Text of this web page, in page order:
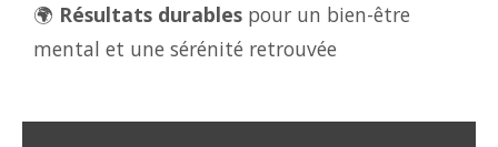
🌍 Résultats durables pour un bien-être
mental et une sérénité retrouvée